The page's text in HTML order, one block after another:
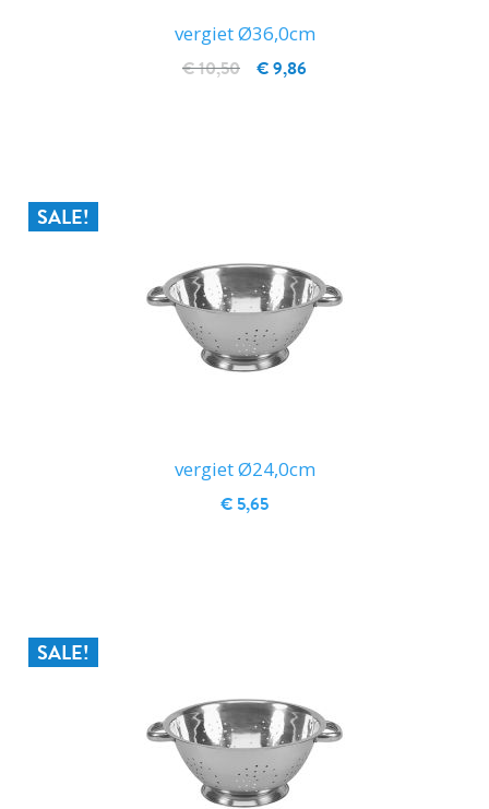
vergiet Ø36,0cm
€ 9,86
€ 10,50
SALE!
vergiet Ø24,0cm
€ 5,65
SALE!